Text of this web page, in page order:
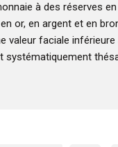
à des réserves
or, en argent et en
valeur faciale
systématiquement